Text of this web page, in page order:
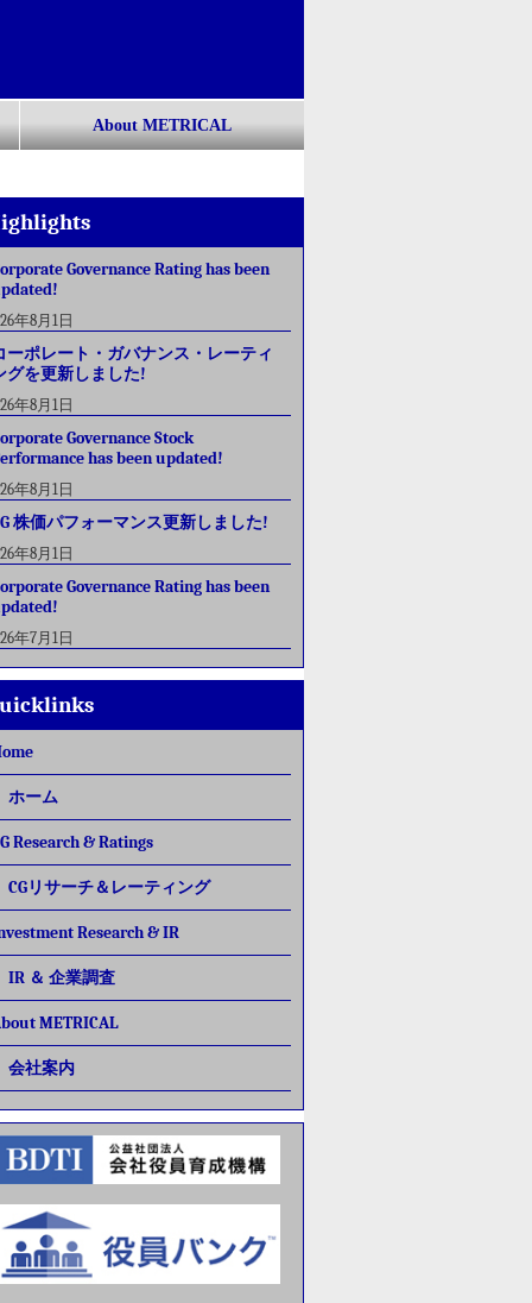
About METRICAL
Governance Rating has been
年8月1日
ーポレート・ガバナンス・レーティ
グを更新しました!
年8月1日
Governance Stock
has been updated!
年8月1日
株価パフォーマンス更新しました!
年8月1日
Governance Rating has been
年7月1日
ホーム
Research & Ratings
CGリサーチ＆レーティング
Research & IR
IR ＆ 企業調査
METRICAL
会社案内